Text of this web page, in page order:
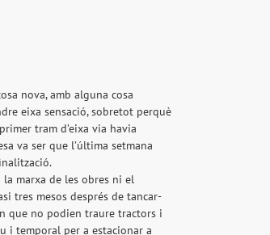
nova, amb alguna cosa
eixa sensació, sobretot perquè
tram d’eixa via havia
va ser que l’última setmana
marxa de les obres ni el
tres mesos després de tancar-
que no podien traure tractors i
i temporal per a estacionar a